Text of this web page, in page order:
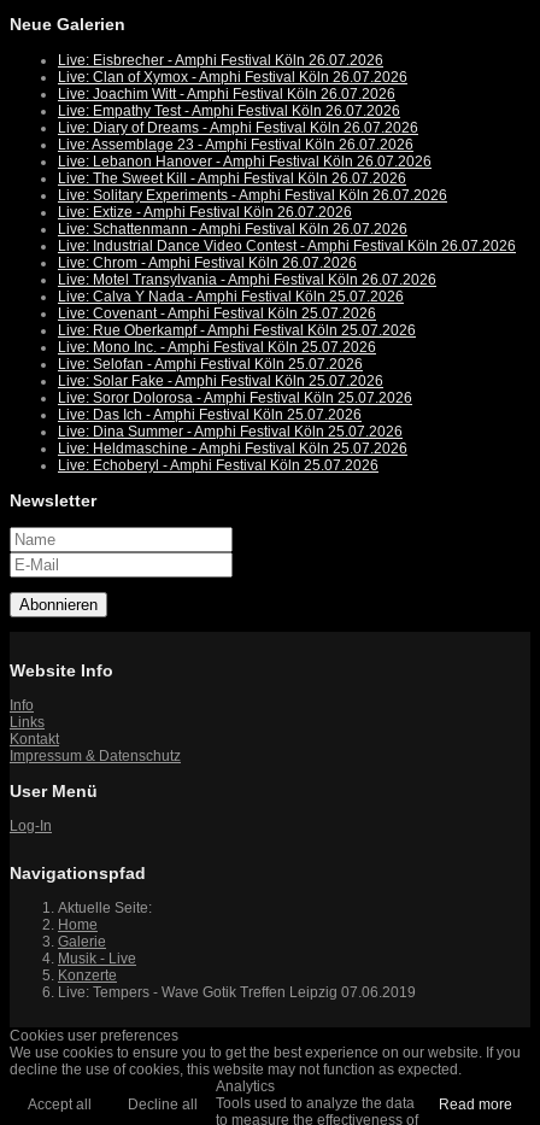
Neue Galerien
Live: Eisbrecher - Amphi Festival Köln 26.07.2026
Live: Clan of Xymox - Amphi Festival Köln 26.07.2026
Live: Joachim Witt - Amphi Festival Köln 26.07.2026
Live: Empathy Test - Amphi Festival Köln 26.07.2026
Live: Diary of Dreams - Amphi Festival Köln 26.07.2026
Live: Assemblage 23 - Amphi Festival Köln 26.07.2026
Live: Lebanon Hanover - Amphi Festival Köln 26.07.2026
Live: The Sweet Kill - Amphi Festival Köln 26.07.2026
Live: Solitary Experiments - Amphi Festival Köln 26.07.2026
Live: Extize - Amphi Festival Köln 26.07.2026
Live: Schattenmann - Amphi Festival Köln 26.07.2026
Live: Industrial Dance Video Contest - Amphi Festival Köln 26.07.2026
Live: Chrom - Amphi Festival Köln 26.07.2026
Live: Motel Transylvania - Amphi Festival Köln 26.07.2026
Live: Calva Y Nada - Amphi Festival Köln 25.07.2026
Live: Covenant - Amphi Festival Köln 25.07.2026
Live: Rue Oberkampf - Amphi Festival Köln 25.07.2026
Live: Mono Inc. - Amphi Festival Köln 25.07.2026
Live: Selofan - Amphi Festival Köln 25.07.2026
Live: Solar Fake - Amphi Festival Köln 25.07.2026
Live: Soror Dolorosa - Amphi Festival Köln 25.07.2026
Live: Das Ich - Amphi Festival Köln 25.07.2026
Live: Dina Summer - Amphi Festival Köln 25.07.2026
Live: Heldmaschine - Amphi Festival Köln 25.07.2026
Live: Echoberyl - Amphi Festival Köln 25.07.2026
Newsletter
Abonnieren
Website Info
Info
Links
Kontakt
Impressum & Datenschutz
User Menü
Log-In
Navigationspfad
Aktuelle Seite:
Home
Galerie
Musik - Live
Konzerte
Live: Tempers - Wave Gotik Treffen Leipzig 07.06.2019
Cookies user preferences
We use cookies to ensure you to get the best experience on our website. If you
decline the use of cookies, this website may not function as expected.
Accept all Decline all Read more
Analytics
Tools used to analyze the data
to measure the effectiveness of